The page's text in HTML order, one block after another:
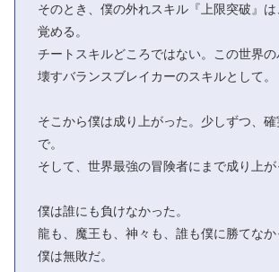
そのとき、僕の外れスキル『上限突破』は
覚める。
チートスキルどころではない。この世界の
壊すバランスブレイカーのスキルとして。
そこから僕は成り上がった。少しずつ、確
で。
そして、世界最強の冒険者にまで成り上が
僕は誰にも負けなかった。
龍も、魔王も、神々も、誰も僕に勝てなか
僕は無敗だ。